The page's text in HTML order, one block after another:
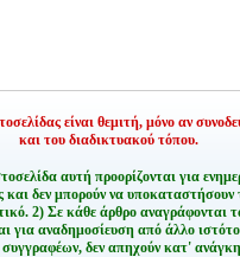
είναι θεμιτή, μόνο αν
και του διαδικτυακού τόπου.
αυτή προορίζονται για
και δεν μπορούν να
2) Σε κάθε άρθρο αναγράφονται
για αναδημοσίευση από άλλο
δεν απηχούν κατ' ανάγκη